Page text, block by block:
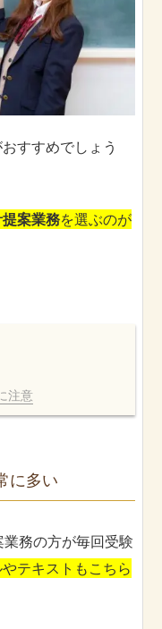
すすめでしょう
案業務を選ぶのが
注意
に多い
務の方が毎回受験
テキストもこちら